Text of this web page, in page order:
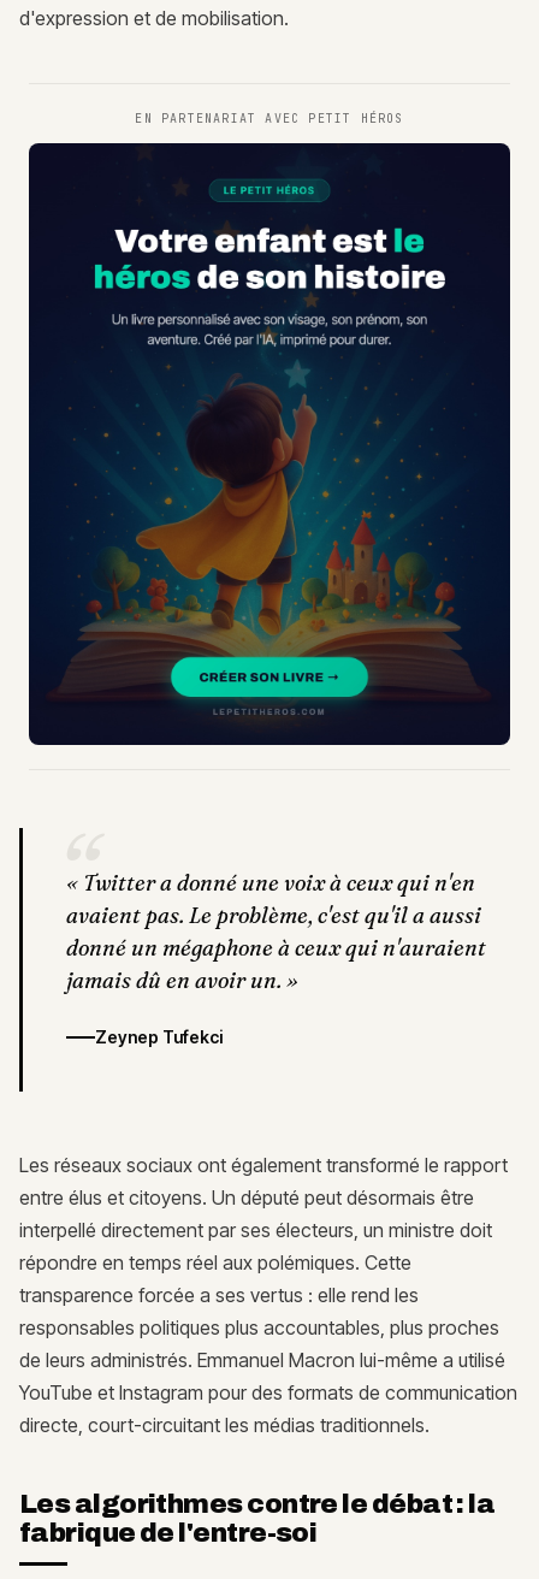
d'expression et de mobilisation.
EN PARTENARIAT AVEC PETIT HÉROS
“
« Twitter a donné une voix à ceux qui n'en
avaient pas. Le problème, c'est qu'il a aussi
donné un mégaphone à ceux qui n'auraient
jamais dû en avoir un. »
Zeynep Tufekci
Les réseaux sociaux ont également transformé le rapport
entre élus et citoyens. Un député peut désormais être
interpellé directement par ses électeurs, un ministre doit
répondre en temps réel aux polémiques. Cette
transparence forcée a ses vertus : elle rend les
responsables politiques plus accountables, plus proches
de leurs administrés. Emmanuel Macron lui-même a utilisé
YouTube et Instagram pour des formats de communication
directe, court-circuitant les médias traditionnels.
Les algorithmes contre le débat : la
fabrique de l'entre-soi